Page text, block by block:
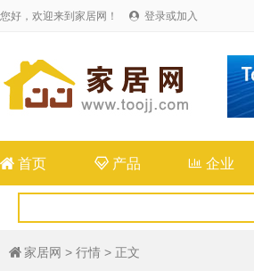
您好，欢迎来到家居网！  登录或加入
 首页 产品  企业
 家居网 > 行情 > 正文